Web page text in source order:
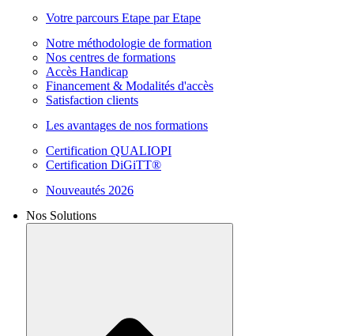
Votre parcours Etape par Etape
Notre méthodologie de formation
Nos centres de formations
Accès Handicap
Financement & Modalités d'accès
Satisfaction clients
Les avantages de nos formations
Certification QUALIOPI
Certification DiGiTT®
Nouveautés 2026
Nos Solutions